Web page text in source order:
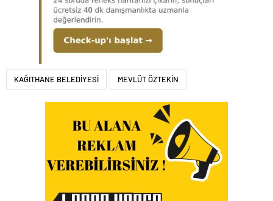
KAĞITHANE BELEDİYESİ MEVLÜT ÖZTEKİN